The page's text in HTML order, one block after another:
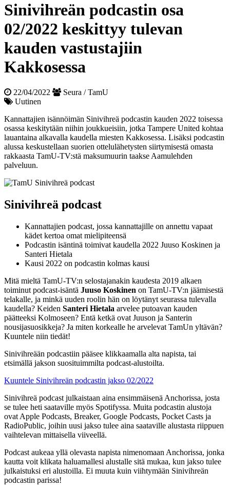
Sinivihreän podcastin osa
02/2022 keskittyy tulevan
kauden vastustajiin
Kakkosessa
22/04/2022
Seura / TamU
Uutinen
Kannattajien isännöimän Sinivihreä podcastin kauden 2022 toisessa
osassa keskitytään niihin joukkueisiin, jotka Tampere United kohtaa
lauantaina alkavalla kaudella miesten Kakkosessa. Lisäksi podcastin
alussa keskustellaan suorien ottelulähetysten siirtymisestä omasta
rakkaasta TamU-TV:stä maksumuurin taakse Aamulehden
palveluun.
Sinivihreä podcast
Kannattajien podcast, jossa kannattajille on annettu vapaat
kädet kertoa omat mielipiteensä
Podcastin isäntinä toimivat kaudella 2022 Juuso Koskinen ja
Santeri Hietala
Kausi 2022 on podcastin kolmas kausi
Mitä mieltä TamU-TV:n selostajanakin kaudesta 2019 alkaen
toiminut podcast-isäntä Juuso Koskinen on TamU-TV:n jäämisestä
telakalle, ja minkä uuden roolin hän on löytänyt seurassa tulevalla
kaudella? Keiden Santeri Hietala arvelee putoavan kauden
päätteeksi Kolmoseen? Entä ketkä ovat Juuson ja Santerin
nousijasuosikkeja? Ja miten korkealle he arvelevat TamUn yltävän?
Kuuntele niin tiedät!
Sinivihreään podcastiin pääsee klikkaamalla alta napista, tai
etsimällä jakson suosituimmilta podcast-alustoilta.
Kuuntele Sinivihreän podcastin jakso 02/2022
Sinivihreä podcast julkaistaan aina ensimmäisenä Anchorissa, josta
se tulee heti saataville myös Spotifyssa. Muita podcastin alustoja
ovat Apple Podcasts, Breaker, Google Podcasts, Pocket Casts ja
RadioPublic, joihin uusi jakso tulee aina saataville alustasta riippuen
vaihtelevan mittaisella viiveellä.
Podcast aukeaa yllä olevasta napista nimenomaan Anchorissa, jonka
kautta voit klikata haluamallesi alustalle sitä mukaa, kun jakso tulee
julkaistuksi eri alustoilla. Ei muuta kuin viihtymään Sinivihreän
podcastin parissa!